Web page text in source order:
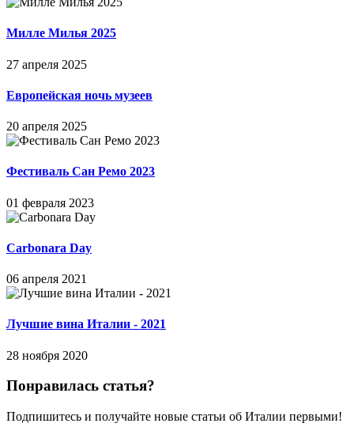
Милле Милья 2025
27 апреля 2025
Европейская ночь музеев
20 апреля 2025
Фестиваль Сан Ремо 2023
01 февраля 2023
Carbonara Day
06 апреля 2021
Лучшие вина Италии - 2021
28 ноября 2020
Понравилась статья?
Подпишитесь и получайте новые статьи об Италии первыми!